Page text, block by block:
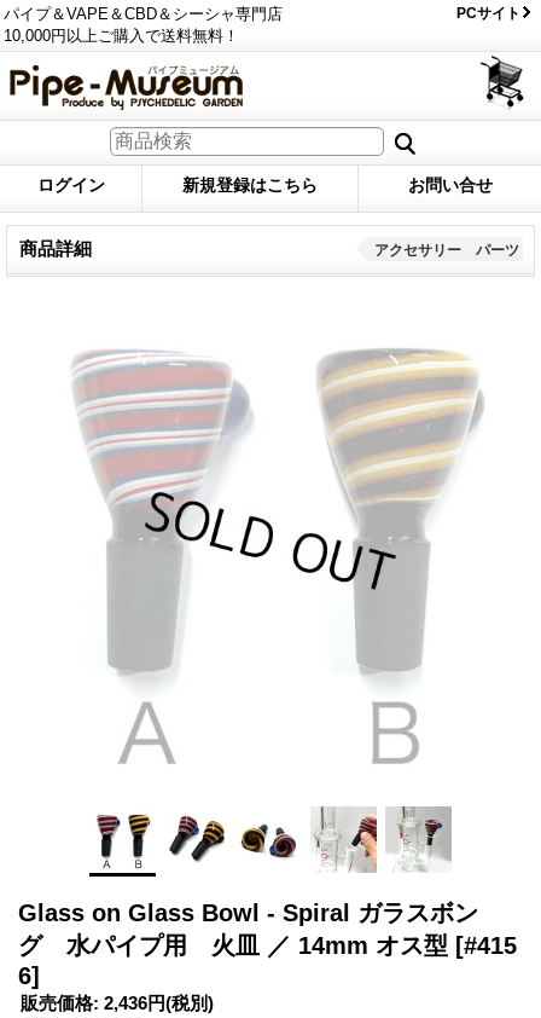
パイプ＆VAPE＆CBD＆シーシャ専門店
10,000円以上ご購入で送料無料！
PCサイト
ログイン 新規登録はこちら お問い合せ
商品詳細 アクセサリー パーツ
Glass on Glass Bowl - Spiral ガラスボン
グ 水パイプ用 火皿 ／ 14mm オス型 [#415
6]
販売価格: 2,436円(税別)